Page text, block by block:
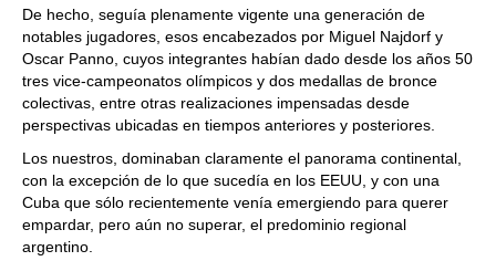
De hecho, seguía plenamente vigente una generación de
notables jugadores, esos encabezados por Miguel Najdorf y
Oscar Panno, cuyos integrantes habían dado desde los años 50
tres vice-campeonatos olímpicos y dos medallas de bronce
colectivas, entre otras realizaciones impensadas desde
perspectivas ubicadas en tiempos anteriores y posteriores.
Los nuestros, dominaban claramente el panorama continental,
con la excepción de lo que sucedía en los EEUU, y con una
Cuba que sólo recientemente venía emergiendo para querer
empardar, pero aún no superar, el predominio regional
argentino.